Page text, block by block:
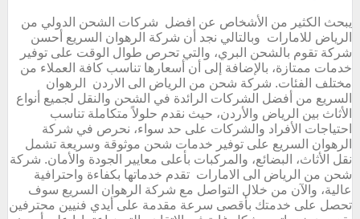
يبحث الكثير من الأشخاص عن افضل شركات الشحن الدولي من
الرياض للامارات وبالتالي نجد أن شركة الرهوان السريع أحسن
شركة تقوم بالشحن البري، والتي تحرص طوال الوقت على توفير
خدمات ممتازة، بالإضافة إلى أن أسعارها تناسب كافة العملاء من
مختلف الفئات. شركة شحن من الرياض الى الاردن الرهوان
السريع من أفضل الشركات الرائدة في الشحن والنقل لجميع أنواع
الأثاث بين الرياض والأردن، حيث نقدم حلولاً متكاملة تناسب
احتياجات الأفراد والشركات على حد سواء، نحرص في شركة
الرهوان السريع على توفير خدمات شحن موثوقة وسريعة تشمل
نقل الأثاث، البضائع، والمركبات بأعلى معايير الجودة والأمان. شركة
شحن من الرياض الى الامارات تقدم خدماتها بكفاءة واحترافية
عالية، والآن من خلال التواصل مع شركة الرهوان السريع سوف
تحصل على خدمتك بأقصى سرعة مقدمة على أيدي فنيين محترفين